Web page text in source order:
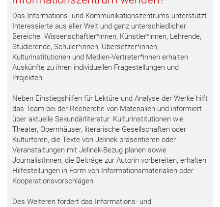
Das Informations- und Kommunikationszentrums unterstützt
Interessierte aus aller Welt und ganz unterschiedlicher
Bereiche. Wissenschaftler*innen, Künstler*innen, Lehrende,
Studierende, Schüler*innen, Übersetzer*innen,
Kulturinstitutionen und Medien-Vertreter*innen erhalten
Auskünfte zu ihren individuellen Fragestellungen und
Projekten.
Neben Einstiegshilfen für Lektüre und Analyse der Werke hilft
das Team bei der Recherche von Materialien und informiert
über aktuelle Sekundärliteratur. Kulturinstitutionen wie
Theater, Opernhäuser, literarische Gesellschaften oder
Kulturforen, die Texte von Jelinek präsentieren oder
Veranstaltungen mit Jelinek-Bezug planen sowie
JournalistInnen, die Beiträge zur Autorin vorbereiten, erhalten
Hilfestellungen in Form von Informationsmaterialien oder
Kooperationsvorschlägen.
Des Weiteren fördert das Informations- und